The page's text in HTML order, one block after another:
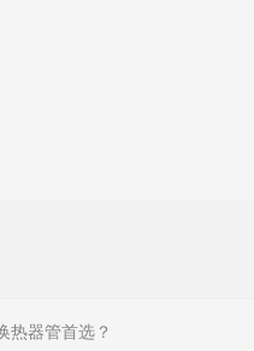
热器管首选？